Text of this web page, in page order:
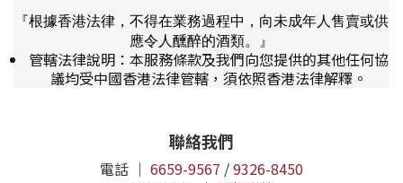
『根據香港法律，不得在業務過程中，向未成年人售賣或供
應令人醺醉的酒類。』
管轄法律說明：本服務條款及我們向您提供的其他任何協
議均受中國香港法律管轄，須依照香港法律解釋。
聯絡我們
電話 ｜ 6659-9567 /9326-8450